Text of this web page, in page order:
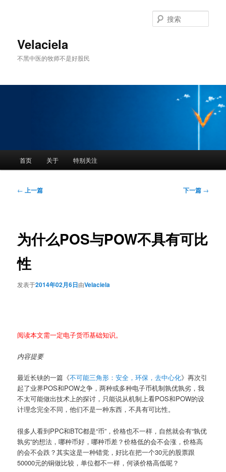
Velaciela
不黑中医的牧师不是好股民
索
首页 关于 特别关注
文
← 上一篇 下一篇 →
为什么POS与POW不具有可比
性
发表于2014年02月6日由Velaciela
阅读本文需一定电子货币基础知识。
内容提要
最近长铗的一篇《不可能三角形：安全，环保，去中心化》再次引
起了业界POS和POW之争，两种或多种电子币机制孰优孰劣，我
不太可能做出技术上的探讨，只能说从机制上看POS和POW的设
计理念完全不同，他们不是一种东西，不具有可比性。
很多人看到PPC和BTC都是“币”，价格也不一样，自然就会有“孰优
孰劣”的想法，哪种币好，哪种币差？价格低的会不会涨，价格高
的会不会跌？其实这是一种错觉，好比在把一个30元的股票跟
50000元的铜做比较，单位都不一样，何谈价格高低呢？